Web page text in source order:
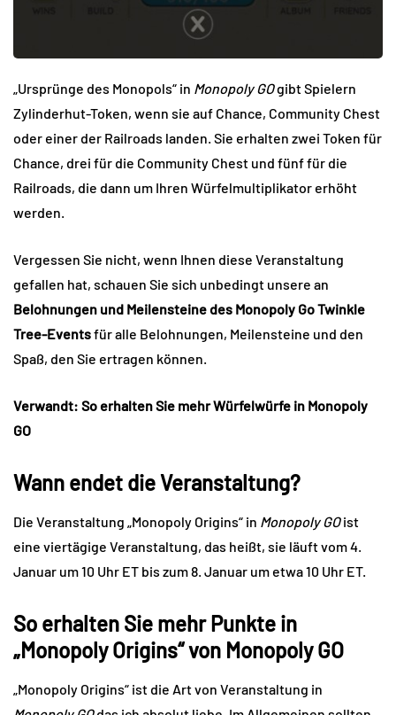
„Ursprünge des Monopols“ in Monopoly GOgibt Spielern
Zylinderhut-Token, wenn sie auf Chance, Community Chest
oder einer der Railroads landen. Sie erhalten zwei Token für
Chance, drei für die Community Chest und fünf für die
Railroads, die dann um Ihren Würfelmultiplikator erhöht
werden.
Vergessen Sie nicht, wenn Ihnen diese Veranstaltung
gefallen hat, schauen Sie sich unbedingt unsere an
Belohnungen und Meilensteine ​​des Monopoly Go Twinkle
Tree-Eventsfür alle Belohnungen, Meilensteine ​​und den
Spaß, den Sie ertragen können.
Verwandt: So erhalten Sie mehr Würfelwürfe in Monopoly
GO
Wann endet die Veranstaltung?
Die Veranstaltung „Monopoly Origins“ in Monopoly GOist
eine viertägige Veranstaltung, das heißt, sie läuft vom 4.
Januar um 10 Uhr ET bis zum 8. Januar um etwa 10 Uhr ET.
So erhalten Sie mehr Punkte in
„Monopoly Origins“ von Monopoly GO
„Monopoly Origins“ ist die Art von Veranstaltung in